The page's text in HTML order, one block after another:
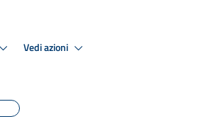
Vedi azioni